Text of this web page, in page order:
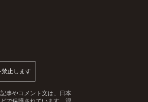
止します
事やコメント文は、日本